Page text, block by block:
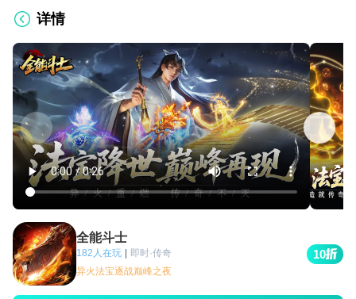
详情
全能斗士
182人在玩 | 即时·传奇
异火法宝逐战巅峰之夜
10